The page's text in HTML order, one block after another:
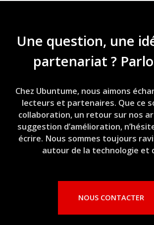
Une question, une
partenariat ?
Chez Ubuntume, nous aimons
lecteurs et partenaires. Que ce
collaboration, un retour sur nos
suggestion d’amélioration,
écrire. Nous sommes toujours
autour de la technologie et
NOUS CONTACTER